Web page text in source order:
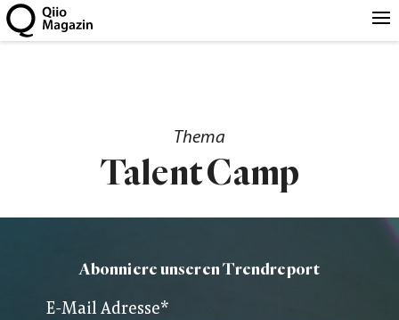
Thema
Talent Camp
Abonniere unseren Trendreport
E-Mail Adresse*